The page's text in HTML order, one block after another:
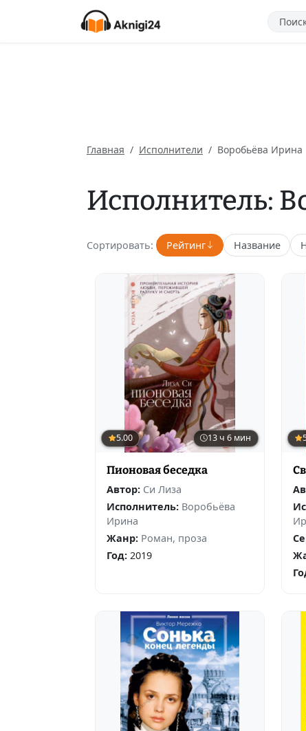
Главная Исполнители Воробьёва Ирина
Исполнитель:
Сортировать: Рейтинг Название
5.00 13 ч 6 мин
Пионовая беседка
Автор: Си Лиза
Исполнитель: Воробьёва
Ирина
Жанр: Роман, проза
Год: 2019